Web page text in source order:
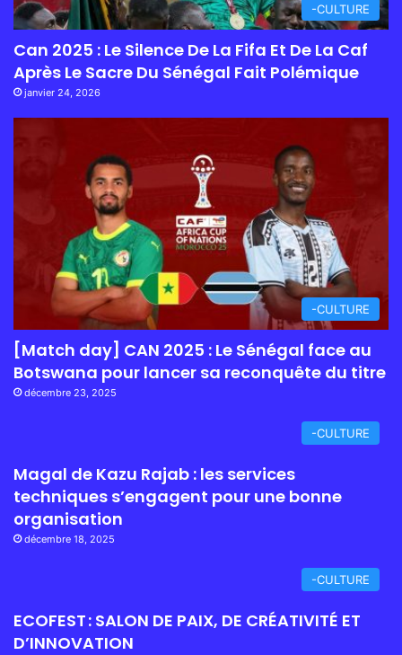
-CULTURE
Can 2025 : Le Silence De La Fifa Et De La Caf
Après Le Sacre Du Sénégal Fait Polémique
janvier 24, 2026
-CULTURE
[Match day] CAN 2025 : Le Sénégal face au
Botswana pour lancer sa reconquête du titre
décembre 23, 2025
-CULTURE
Magal de Kazu Rajab : les services
techniques s’engagent pour une bonne
organisation
décembre 18, 2025
-CULTURE
ECOFEST : SALON DE PAIX, DE CRÉATIVITÉ ET
D’INNOVATION